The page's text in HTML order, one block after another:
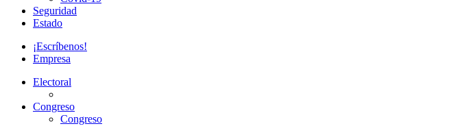
Seguridad
Estado
¡Escríbenos!
Empresa
Electoral
Congreso
Congreso